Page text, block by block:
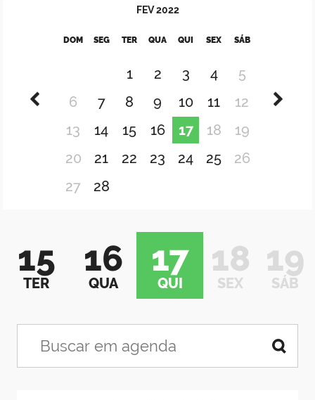
FEV 2022
DOM SEG TER QUA QUI SEX SÁB
1 2 3 4
5
6
7 8 9 10 11
12
13
14 15 16 17 18
19
20
21 22 23 24 25
26
27
28
15
TER
16
QUA
17
QUI
18
SEX
19
SÁB